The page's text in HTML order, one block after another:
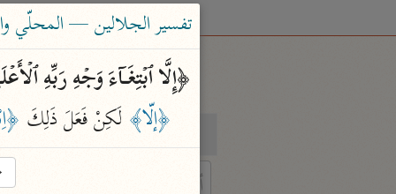
بحث
تفسير الجلالين — المحلّي والسيوطي
﴿إِلَّا ٱبۡتِغَاۤءَ وَجۡهِ رَبِّهِ
﴿إلّا﴾ لَكِنْ فَعَلَ ذَلِكَ